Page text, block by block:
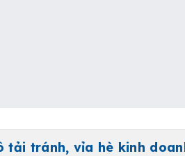
tải tránh, vỉa hè kinh